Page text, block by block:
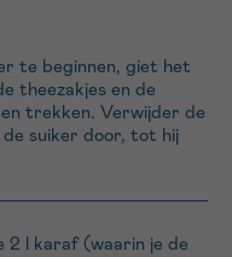
te beginnen, giet het
theezakjes en de
trekken. Verwijder de
suiker door, tot hij
2 l karaf (waarin je de